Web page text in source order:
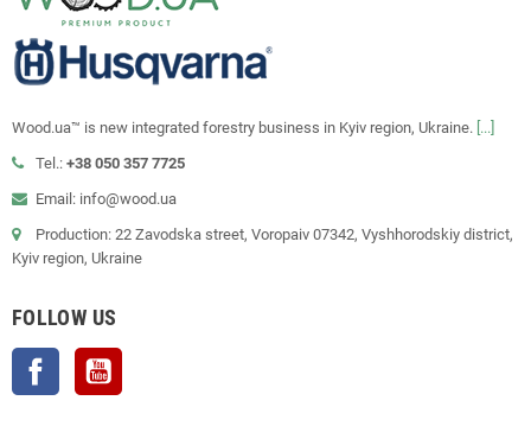
Wood.ua™ is new integrated forestry business in Kyiv region, Ukraine. [...]
Tel.: +38 050 357 7725
Email: info@wood.ua
Production: 22 Zavodska street, Voropaiv 07342, Vyshhorodskiy district,
Kyiv region, Ukraine
FOLLOW US
Facebook